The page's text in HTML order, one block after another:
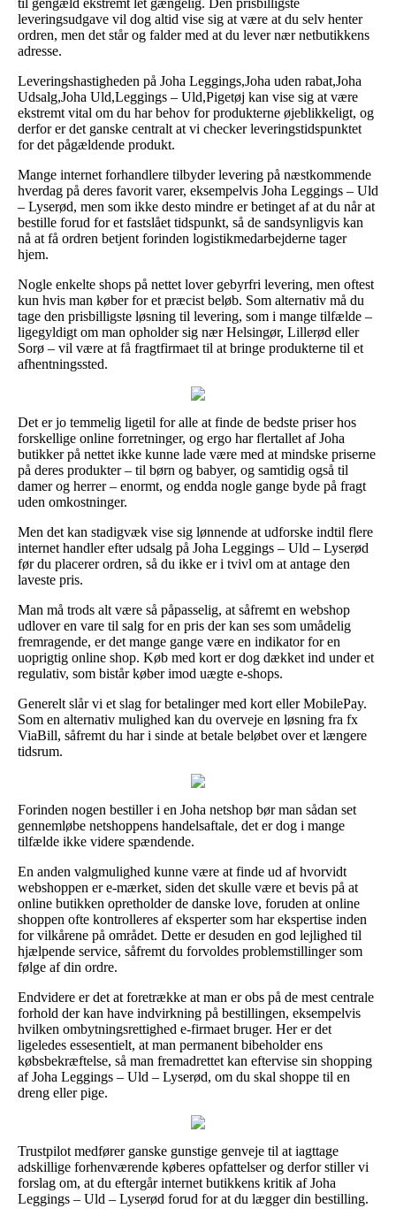
leveringsudgave vil dog altid vise sig at være at du selv henter
ordren, men det står og falder med at du lever nær netbutikkens
adresse.
Leveringshastigheden på Joha Leggings,Joha uden rabat,Joha
Udsalg,Joha Uld,Leggings – Uld,Pigetøj kan vise sig at være
ekstremt vital om du har behov for produkterne øjeblikkeligt, og
derfor er det ganske centralt at vi checker leveringstidspunktet
for det pågældende produkt.
Mange internet forhandlere tilbyder levering på næstkommende
hverdag på deres favorit varer, eksempelvis Joha Leggings – Uld
– Lyserød, men som ikke desto mindre er betinget af at du når at
bestille forud for et fastslået tidspunkt, så de sandsynligvis kan
nå at få ordren betjent forinden logistikmedarbejderne tager
hjem.
Nogle enkelte shops på nettet lover gebyrfri levering, men oftest
kun hvis man køber for et præcist beløb. Som alternativ må du
tage den prisbilligste løsning til levering, som i mange tilfælde –
ligegyldigt om man opholder sig nær Helsingør, Lillerød eller
Sorø – vil være at få fragtfirmaet til at bringe produkterne til et
afhentningssted.
Det er jo temmelig ligetil for alle at finde de bedste priser hos
forskellige online forretninger, og ergo har flertallet af Joha
butikker på nettet ikke kunne lade være med at mindske priserne
på deres produkter – til børn og babyer, og samtidig også til
damer og herrer – enormt, og endda nogle gange byde på fragt
uden omkostninger.
Men det kan stadigvæk vise sig lønnende at udforske indtil flere
internet handler efter udsalg på Joha Leggings – Uld – Lyserød
før du placerer ordren, så du ikke er i tvivl om at antage den
laveste pris.
Man må trods alt være så påpasselig, at såfremt en webshop
udlover en vare til salg for en pris der kan ses som umådelig
fremragende, er det mange gange være en indikator for en
uoprigtig online shop. Køb med kort er dog dækket ind under et
regulativ, som bistår køber imod uægte e-shops.
Generelt slår vi et slag for betalinger med kort eller MobilePay.
Som en alternativ mulighed kan du overveje en løsning fra fx
ViaBill, såfremt du har i sinde at betale beløbet over et længere
tidsrum.
Forinden nogen bestiller i en Joha netshop bør man sådan set
gennemløbe netshoppens handelsaftale, det er dog i mange
tilfælde ikke videre spændende.
En anden valgmulighed kunne være at finde ud af hvorvidt
webshoppen er e-mærket, siden det skulle være et bevis på at
online butikken opretholder de danske love, foruden at online
shoppen ofte kontrolleres af eksperter som har ekspertise inden
for vilkårene på området. Dette er desuden en god lejlighed til
hjælpende service, såfremt du forvoldes problemstillinger som
følge af din ordre.
Endvidere er det at foretrække at man er obs på de mest centrale
forhold der kan have indvirkning på bestillingen, eksempelvis
hvilken ombytningsrettighed e-firmaet bruger. Her er det
ligeledes essesentielt, at man permanent bibeholder ens
købsbekræftelse, så man fremadrettet kan eftervise sin shopping
af Joha Leggings – Uld – Lyserød, om du skal shoppe til en
dreng eller pige.
Trustpilot medfører ganske gunstige genveje til at iagttage
adskillige forhenværende køberes opfattelser og derfor stiller vi
forslag om, at du eftergår internet butikkens kritik af Joha
Leggings – Uld – Lyserød forud for at du lægger din bestilling.